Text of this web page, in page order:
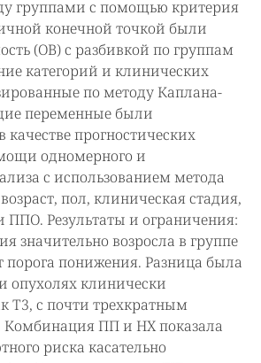
группами с помощью критерия
конечной точкой были
(ОВ) с разбивкой по группам
категорий и клинических
по методу Каплана-
переменные были
качестве прогностических
одномерного и
с использованием метода
пол, клиническая стадия,
Результаты и ограничения:
значительно возросла в группе
порога понижения. Разница была
опухолях клинически
Т3, с почти трехкратным
ПП и НХ показала
риска касательно